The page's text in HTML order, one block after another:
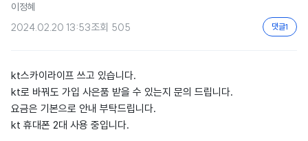
이정혜
2024.02.20 13:53조회 505 댓글1
kt스카이라이프 쓰고 있습니다.
kt로 바꿔도 가입 사은품 받을 수 있는지 문의 드립니다.
요금은 기본으로 안내 부탁드립니다.
kt 휴대폰 2대 사용 중입니다.